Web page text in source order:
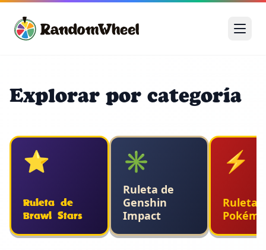
Explorar por categoría
⭐
Ruleta de
Brawl Stars
✳️
Ruleta de
Genshin
Impact
⚡
Ruleta